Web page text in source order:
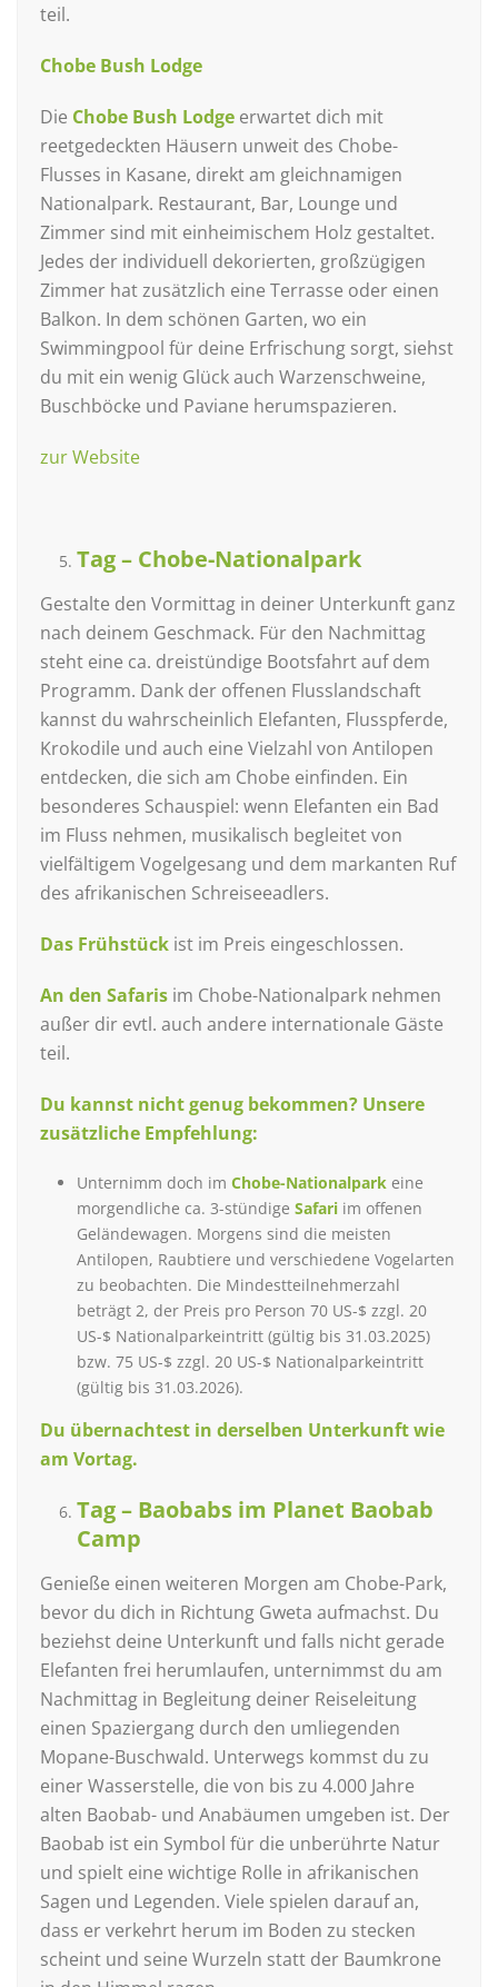
teil.
Chobe Bush Lodge
Die Chobe Bush Lodge erwartet dich mit
reetgedeckten Häusern unweit des Chobe-
Flusses in Kasane, direkt am gleichnamigen
Nationalpark. Restaurant, Bar, Lounge und
Zimmer sind mit einheimischem Holz gestaltet.
Jedes der individuell dekorierten, großzügigen
Zimmer hat zusätzlich eine Terrasse oder einen
Balkon. In dem schönen Garten, wo ein
Swimmingpool für deine Erfrischung sorgt, siehst
du mit ein wenig Glück auch Warzenschweine,
Buschböcke und Paviane herumspazieren.
zur Website
Tag – Chobe-Nationalpark
Gestalte den Vormittag in deiner Unterkunft ganz
nach deinem Geschmack. Für den Nachmittag
steht eine ca. dreistündige Bootsfahrt auf dem
Programm. Dank der offenen Flusslandschaft
kannst du wahrscheinlich Elefanten, Flusspferde,
Krokodile und auch eine Vielzahl von Antilopen
entdecken, die sich am Chobe einfinden. Ein
besonderes Schauspiel: wenn Elefanten ein Bad
im Fluss nehmen, musikalisch begleitet von
vielfältigem Vogelgesang und dem markanten Ruf
des afrikanischen Schreiseeadlers.
Das Frühstück ist im Preis eingeschlossen.
An den Safaris im Chobe-Nationalpark nehmen
außer dir evtl. auch andere internationale Gäste
teil.
Du kannst nicht genug bekommen? Unsere
zusätzliche Empfehlung:
Unternimm doch im Chobe-Nationalparkeine
morgendliche ca. 3-stündige Safariim offenen
Geländewagen. Morgens sind die meisten
Antilopen, Raubtiere und verschiedene Vogelarten
zu beobachten. Die Mindestteilnehmerzahl
beträgt 2, der Preis pro Person 70 US-$ zzgl. 20
US-$ Nationalparkeintritt (gültig bis 31.03.2025)
bzw. 75 US-$ zzgl. 20 US-$ Nationalparkeintritt
(gültig bis 31.03.2026).
Du übernachtest in derselben Unterkunft wie
am Vortag.
Tag – Baobabs im Planet Baobab
Camp
Genieße einen weiteren Morgen am Chobe-Park,
bevor du dich in Richtung Gweta aufmachst. Du
beziehst deine Unterkunft und falls nicht gerade
Elefanten frei herumlaufen, unternimmst du am
Nachmittag in Begleitung deiner Reiseleitung
einen Spaziergang durch den umliegenden
Mopane-Buschwald. Unterwegs kommst du zu
einer Wasserstelle, die von bis zu 4.000 Jahre
alten Baobab- und Anabäumen umgeben ist. Der
Baobab ist ein Symbol für die unberührte Natur
und spielt eine wichtige Rolle in afrikanischen
Sagen und Legenden. Viele spielen darauf an,
dass er verkehrt herum im Boden zu stecken
scheint und seine Wurzeln statt der Baumkrone